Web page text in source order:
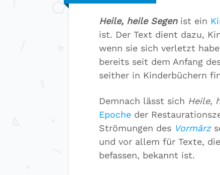
Heile, heile Segenist ein
ist. Der Text dient dazu,
wenn sie sich verletzt
bereits seit dem Anfang
seither in Kinderbüchern
Demnach lässt sich Heile,
Epoche der
Strömungen des Vormärz
und vor allem für Texte,
befassen, bekannt ist.